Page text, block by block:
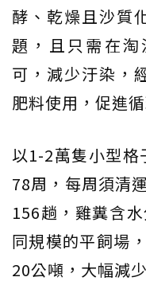
酵、乾燥且沙質
題，且只需在
可，減少汙染，
肥料使用，促進
以1-2萬隻小型格
78周，每周須清
156趟，雞糞含
同規模的平飼場
20公噸，大幅減